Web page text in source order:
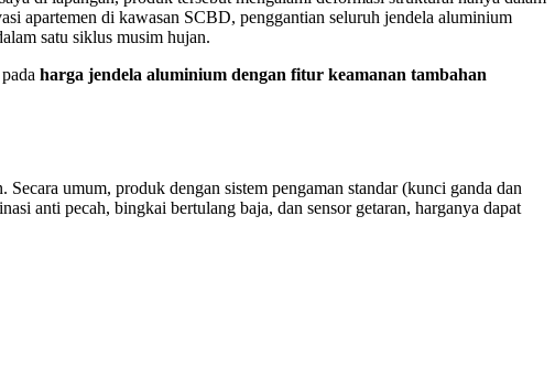
apartemen di kawasan SCBD, penggantian seluruh jendela aluminium
satu siklus musim hujan.
harga jendela aluminium dengan fitur keamanan tambahan
umum, produk dengan sistem pengaman standar (kunci ganda dan
anti pecah, bingkai bertulang baja, dan sensor getaran, harganya dapat